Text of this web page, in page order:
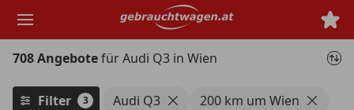
Hauptinhalt
708 Angebotefür Audi Q3 in Wien
Filter 3 Audi Q3 200 km um Wien